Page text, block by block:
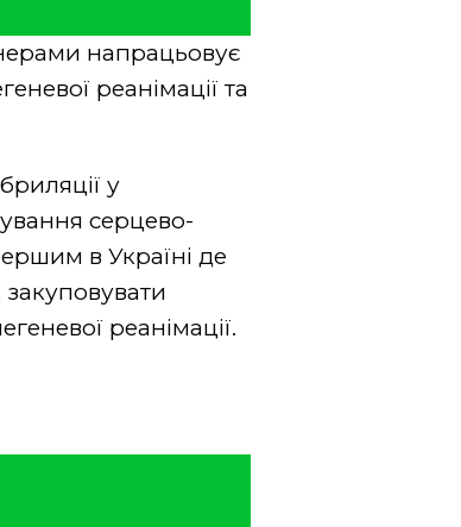
напрацьовує
реанімації та
у
серцево-
в Україні де
реанімації.